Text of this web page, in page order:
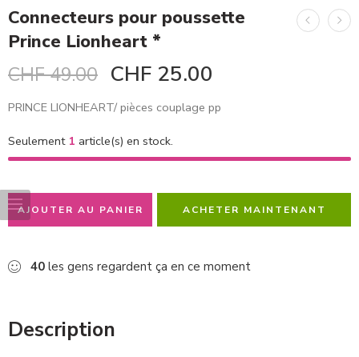
Connecteurs pour poussette
Prince Lionheart *
CHF49.00 CHF 25.00
PRINCE LIONHEART/ pièces couplage pp
Seulement 1 article(s) en stock.
AJOUTER AU PANIER ACHETER MAINTENANT
40 les gens regardent ça en ce moment
Description